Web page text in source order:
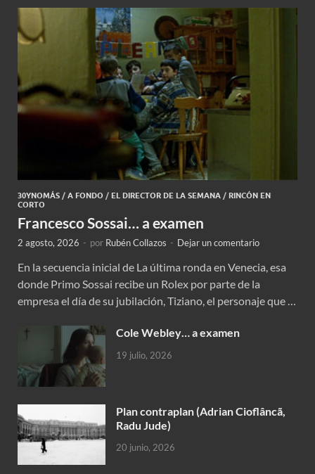
30YNOMÁS / A FONDO / EL DIRECTOR DE LA SEMANA / RINCÓN EN
CORTO
Francesco Sossai… a examen
2 agosto, 2026 - por Rubén Collazos - Dejar un comentario
En la secuencia inicial de La última ronda en Venecia, esa
donde Primo Sossai recibe un Rolex por parte de la
empresa el día de su jubilación, Tiziano, el personaje que …
Cole Webley… a examen
19 julio, 2026
Plan contraplan (Adrian Cioflâncã,
Radu Jude)
20 junio, 2026